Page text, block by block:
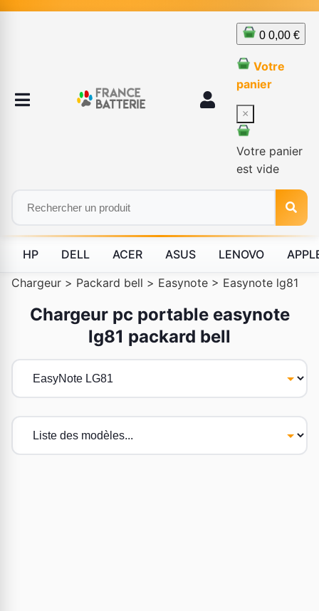
0 0,00 €
Votre
panier
×
Votre panier
est vide
HP DELL ACER ASUS LENOVO
Chargeur > Packard bell > Easynote > Easynote lg81
Chargeur pc portable easynote
lg81 packard bell